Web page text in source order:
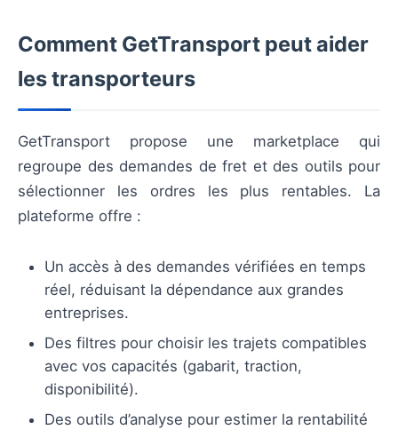
Comment GetTransport peut aider
les transporteurs
GetTransport propose une marketplace qui
regroupe des demandes de fret et des outils pour
sélectionner les ordres les plus rentables. La
plateforme offre :
Un accès à des demandes vérifiées en temps
réel, réduisant la dépendance aux grandes
entreprises.
Des filtres pour choisir les trajets compatibles
avec vos capacités (gabarit, traction,
disponibilité).
Des outils d’analyse pour estimer la rentabilité